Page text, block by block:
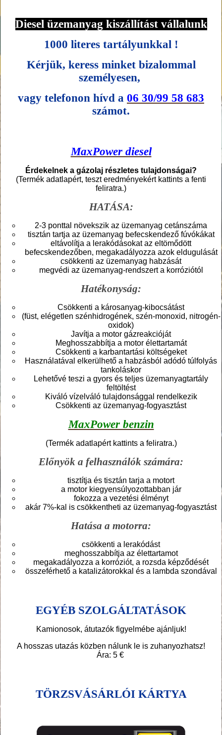
Diesel üzemanyag kiszállítást vállalunk
1000 literes tartályunkkal !
Kérjük, keress minket bizalommal
személyesen,
vagy telefonon hívd a 06 30/99 58 683
számot.
MaxPower diesel
Érdekelnek a gázolaj részletes tulajdonságai?
(Termék adatlapért, teszt eredményekért kattints a fenti
feliratra.)
HATÁSA:
2-3 ponttal növekszik az üzemanyag cetánszáma
tisztán tartja az üzemanyag befecskendező fúvókákat
eltávolítja a lerakódásokat az eltömődött
befecskendezőben, megakadályozza azok eldugulását
csökkenti az üzemanyag habzását
megvédi az üzemanyag-rendszert a korróziótól
Hatékonyság:
Csökkenti a károsanyag-kibocsátást
(füst, elégetlen szénhidrogének, szén-monoxid, nitrogén-
oxidok)
Javítja a motor gázreakcióját
Meghosszabbítja a motor élettartamát
Csökkenti a karbantartási költségeket
Használatával elkerülhető a habzásból adódó túlfolyás
tankoláskor
Lehetővé teszi a gyors és teljes üzemanyagtartály
feltöltést
Kiváló vízelváló tulajdonsággal rendelkezik
Csökkenti az üzemanyag-fogyasztást
MaxPower benzin
(Termék adatlapért kattints a feliratra.)
Előnyök a felhasználók számára:
tisztítja és tisztán tarja a motort
a motor kiegyensúlyozottabban jár
fokozza a vezetési élményt
akár 7%-kal is csökkentheti az üzemanyag-fogyasztást
Hatása a motorra:
csökkenti a lerakódást
meghosszabbítja az élettartamot
megakadályozza a korróziót, a rozsda képződését
összeférhető a katalizátorokkal és a lambda szondával
EGYÉB SZOLGÁLTATÁSOK
Kamionosok, átutazók figyelmébe ajánljuk!
A hosszas utazás közben nálunk le is zuhanyozhatsz!
Ára: 5 €
TÖRZSVÁSÁRLÓI KÁRTYA